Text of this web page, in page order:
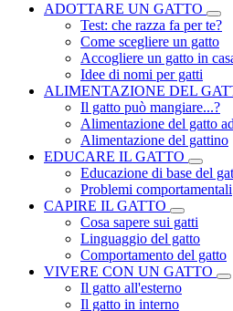
ADOTTARE UN GATTO
Test: che razza fa per te?
Come scegliere un gatto
Accogliere un gatto in
Idee di nomi per gatti
ALIMENTAZIONE DEL
Il gatto può mangiare...?
Alimentazione del gatto
Alimentazione del gattino
EDUCARE IL GATTO
Educazione di base del
Problemi comportamentali
CAPIRE IL GATTO
Cosa sapere sui gatti
Linguaggio del gatto
Comportamento del gatto
VIVERE CON UN GATTO
Il gatto all'esterno
Il gatto in interno